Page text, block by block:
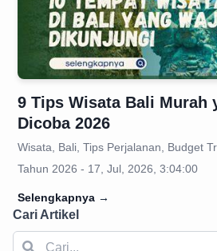
9 Tips Wisata Bali Murah
Dicoba 2026
Wisata, Bali, Tips Perjalanan, Budget
Tahun 2026 - 17, Jul, 2026, 3:04:00
Selengkapnya →
Cari Artikel